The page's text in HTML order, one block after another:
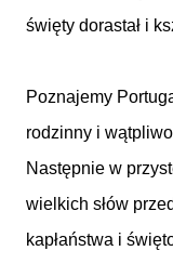
święty dorastał i
Poznajemy
rodzinny i
Następnie w
wielkich słów
kapłaństwa i